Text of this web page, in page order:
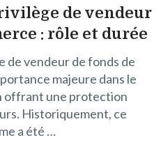
de vendeur
: rôle et durée
de vendeur de fonds de
majeure dans le
offrant une protection
Historiquement, ce
a été …